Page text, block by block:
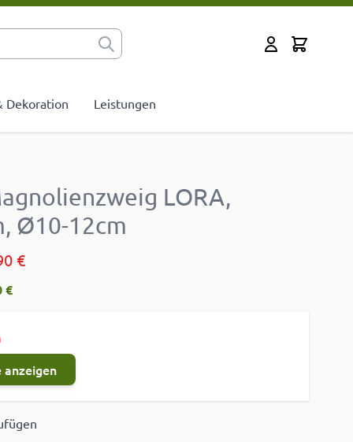
Cart
Dekoration Leistungen
LORA,
Ø10-12cm
€
€